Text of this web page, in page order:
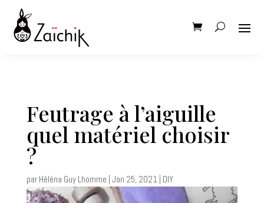
Feutrage à l’aiguille
quel matériel choisir
?
par Héléna Guy Lhomme Jan 25, 2021| DIY